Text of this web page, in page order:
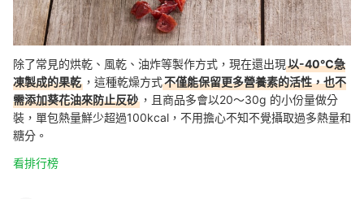
除了常見的烘乾、風乾、油炸等製作方式，現在還出現以-40℃急
凍製成的果乾 ，這種乾燥方式不僅能保留更多營養素的活性，也不
需添加葵花油來防止反砂 ，且商品多會以20～30g 的小份量做分
裝，單包熱量鮮少超過100kcal，不用擔心不知不覺攝取過多熱量和
糖分。
看排行榜